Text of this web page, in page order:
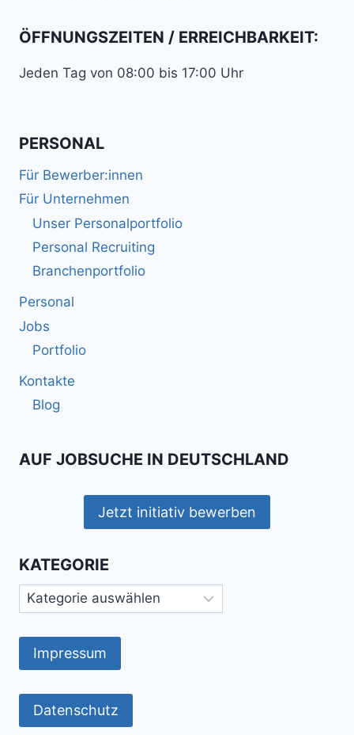
ÖFFNUNGSZEITEN / ERREICHBARKEIT:
Jeden Tag von 08:00 bis 17:00 Uhr
PERSONAL
Für Bewerber:innen
Für Unternehmen
Unser Personalportfolio
Personal Recruiting
Branchenportfolio
Personal
Jobs
Portfolio
Kontakte
Blog
AUF JOBSUCHE IN DEUTSCHLAND
Jetzt initiativ bewerben
KATEGORIE
Kategorie
Impressum
Datenschutz